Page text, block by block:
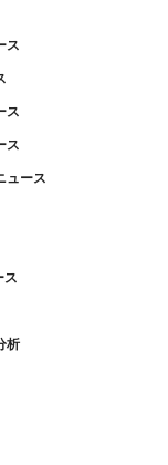
ス
ス
ス
ュース
ス
析